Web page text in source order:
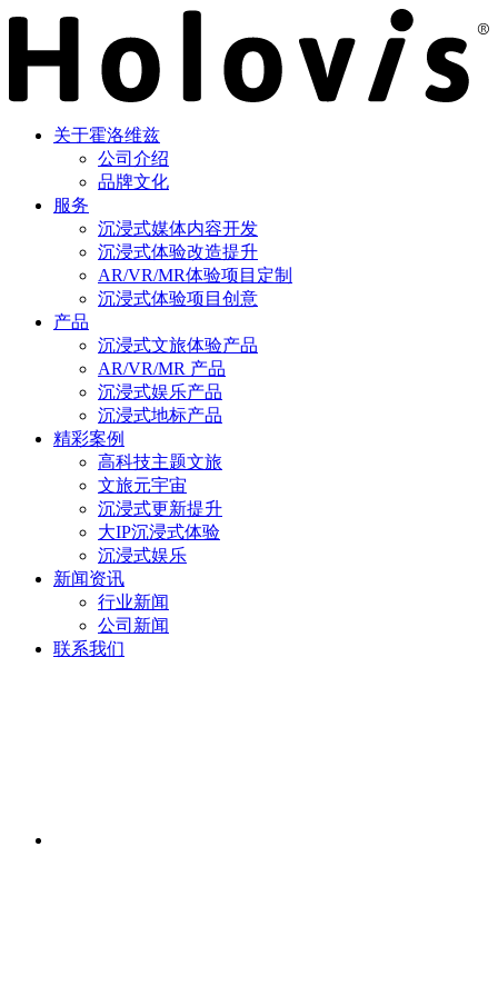
关于霍洛维兹
公司介绍
品牌文化
服务
沉浸式媒体内容开发
沉浸式体验改造提升
AR/VR/MR体验项目定制
沉浸式体验项目创意
产品
沉浸式文旅体验产品
AR/VR/MR 产品
沉浸式娱乐产品
沉浸式地标产品
精彩案例
高科技主题文旅
文旅元宇宙
沉浸式更新提升
大IP沉浸式体验
沉浸式娱乐
新闻资讯
行业新闻
公司新闻
联系我们